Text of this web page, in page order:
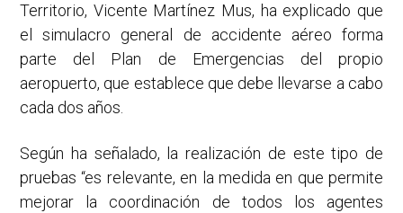
Territorio, Vicente Martínez Mus, ha explicado que
elsimulacro general de accidente aéreo forma
parte del Plan de Emergencias del propio
aeropuerto, que establece que debe llevarse a cabo
cada dos años.
Según ha señalado, la realización de este tipo de
pruebas “es relevante, en la medida en que permite
mejorar la coordinación de todos los agentes